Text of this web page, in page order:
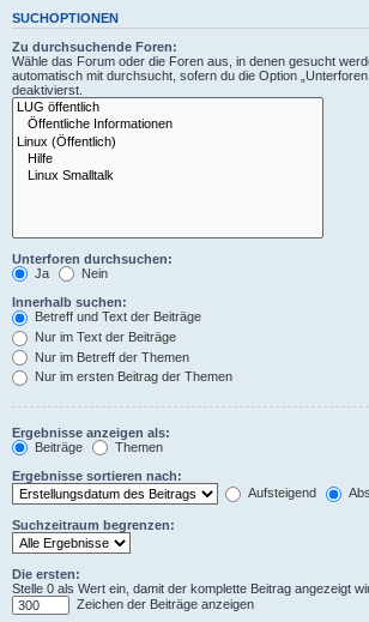
SUCHOPTIONEN
Zu durchsuchende Foren:
Wähle das Forum oder die Foren aus, in denen gesucht
automatisch mit durchsucht, sofern du die Option
deaktivierst.
Unterforen durchsuchen:
Ja
Nein
Innerhalb suchen:
Betreff und Text der Beiträge
Nur im Text der Beiträge
Nur im Betreff der Themen
Nur im ersten Beitrag der Themen
Ergebnisse anzeigen als:
Beiträge
Themen
Ergebnisse sortieren nach:
Aufsteigend
Suchzeitraum begrenzen:
Die ersten:
Stelle 0 als Wert ein, damit der komplette Beitrag angezeigt
Zeichen der Beiträge anzeigen